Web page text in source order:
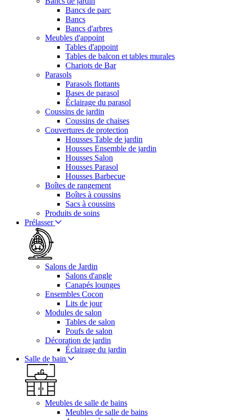
Bancs de parc
Bancs
Bancs d'arbres
Meubles d'appoint
Tables d'appoint
Tables de balcon et tables murales
Chariots de Bar
Parasols
Parasols flottants
Bases de parasol
Éclairage du parasol
Coussins de jardin
Coussins de chaises
Couvertures de protection
Housses Table de jardin
Housses Ensemble de jardin
Housses Salon
Housses Parasol
Housses Barbecue
Boîtes de rangement
Boîtes à coussins
Sacs à coussins
Produits de soins
Prélasser
Salons de Jardin
Salons d'angle
Canapés lounges
Ensembles Cocon
Lits de jour
Modules de salon
Tables de salon
Poufs de salon
Décoration de jardin
Éclairage du jardin
Salle de bain
Meubles de salle de bains
Meubles de salle de bains